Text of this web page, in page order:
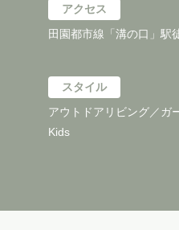
アクセス
田園都市線「溝の口」駅
スタイル
アウトドアリビング／ガ
Kids